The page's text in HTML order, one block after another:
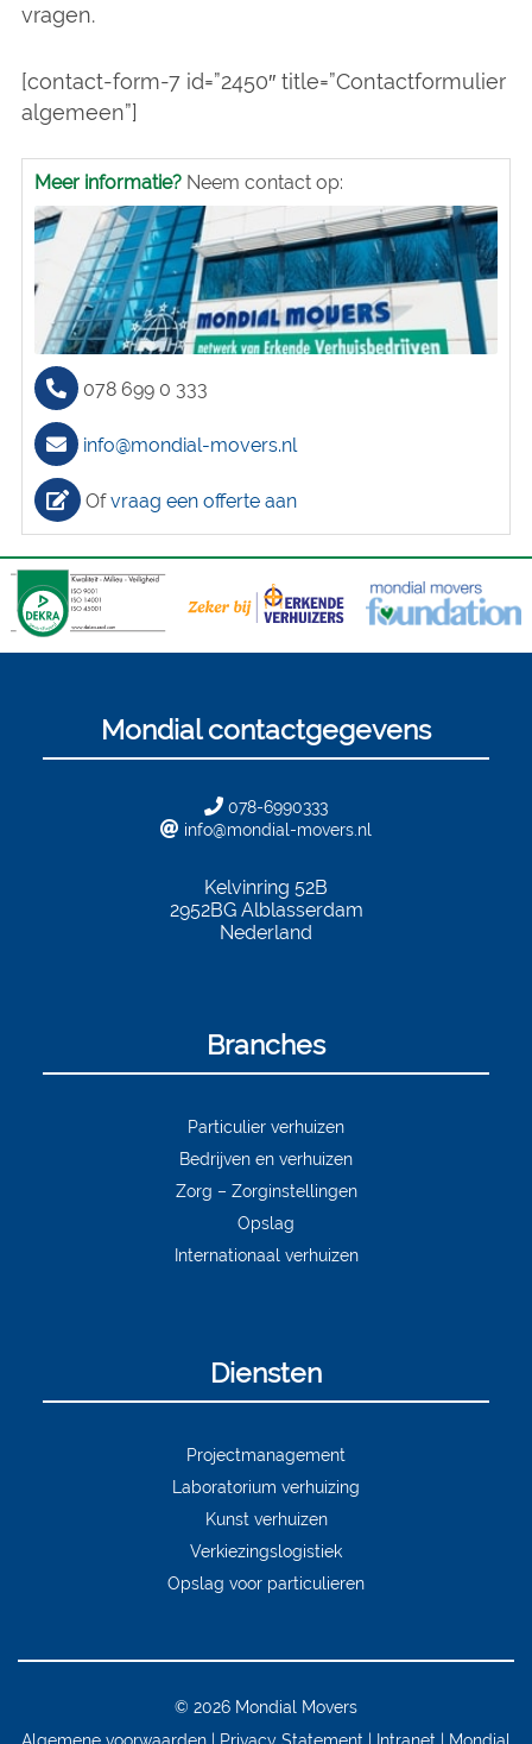
vragen.
[contact-form-7 id=”2450″ title=”Contactformulier
algemeen”]
Meer informatie?Neem contact op:
078 699 0 333
info@mondial-movers.nl
Ofvraag een offerte aan
Mondial contactgegevens
078-6990333
info@mondial-movers.nl
Kelvinring 52B
2952BGAlblasserdam
Nederland
Branches
Particulier verhuizen
Bedrijven en verhuizen
Zorg – Zorginstellingen
Opslag
Internationaal verhuizen
Diensten
Projectmanagement
Laboratorium verhuizing
Kunst verhuizen
Verkiezingslogistiek
Opslag voor particulieren
© 2026 Mondial Movers
Algemene voorwaarden Privacy Statement Intranet Mondial